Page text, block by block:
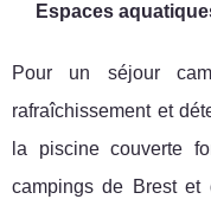
Espaces
Pour un séjour
rafraîchissement et
la piscine couverte
campings de Brest et